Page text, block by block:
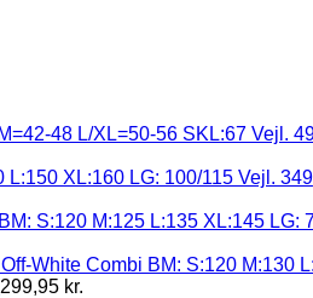
299,95 kr.